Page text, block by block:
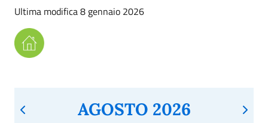
Ultima modifica 8 gennaio 2026
AGOSTO 2026